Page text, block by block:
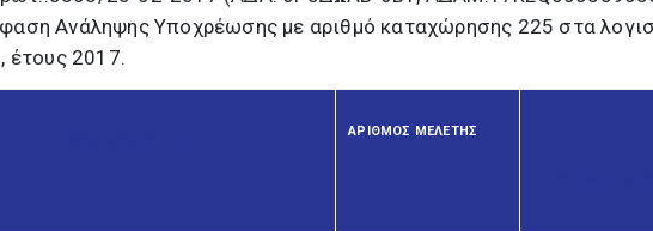
Ανάληψης Υποχρέωσης με αριθμό καταχώρησης 225 στα
έτους 2017.
ΑΡΙΘΜΟΣ ΜΕΛΕΤΗΣ